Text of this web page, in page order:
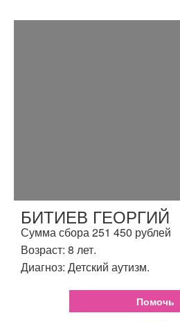
БИТИЕВ ГЕОРГИЙ
Сумма сбора 251 450 рублей
Возраст: 8 лет.
Диагноз: Детский аутизм.
Помочь